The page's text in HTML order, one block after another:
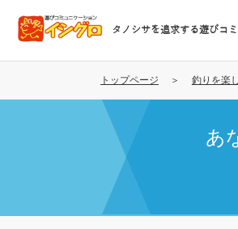
コ
テ
タノシサを追求する遊びコ
トップページ 釣りを楽
あ